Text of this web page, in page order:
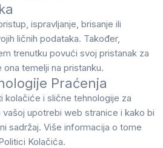
ispravljanje, brisanje ili
ličnih podataka. Također,
trenutku povući svoj pristanak za
temelji na pristanku.
Praćenja
kolačiće i slične tehnologije za
upotrebi web stranice i kako bi
sadržaj. Više informacija o tome
Kolačića.